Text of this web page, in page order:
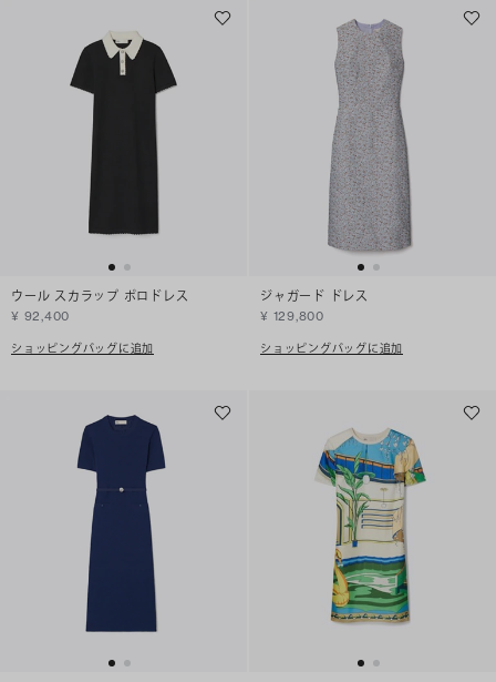
ウール スカラップ ポロドレス
¥ 92,400
ショッピングバッグに追加
ジャガード ドレス
¥ 129,800
ショッピングバッグに追加